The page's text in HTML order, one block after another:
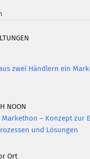
zwei Händlern ein
NOON
Markethon – Konzept zur
und Lösungen
Ort